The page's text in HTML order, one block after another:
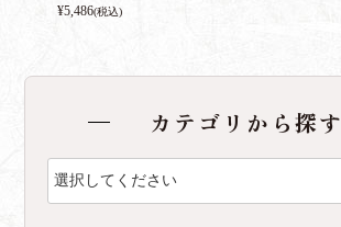
¥5,486(税込)
カテゴリから探す